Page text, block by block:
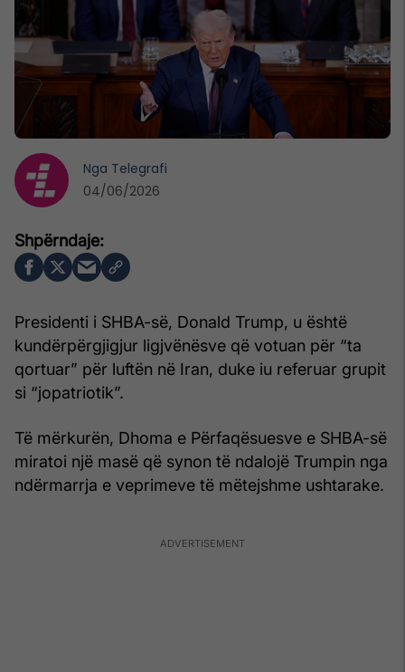
Presidenti i SHBA-së, Donald Trump, u është
kundërpërgjigjur ligjvënësve që votuan për “ta
qortuar” për luftën në Iran, duke iu referuar grupit
si “jopatriotik”.
Të mërkurën, Dhoma e Përfaqësuesve e SHBA-së
miratoi një masë që synon të ndalojë Trumpin nga
ndërmarrja e veprimeve të mëtejshme ushtarake.
Nga Telegrafi
04/06/2026